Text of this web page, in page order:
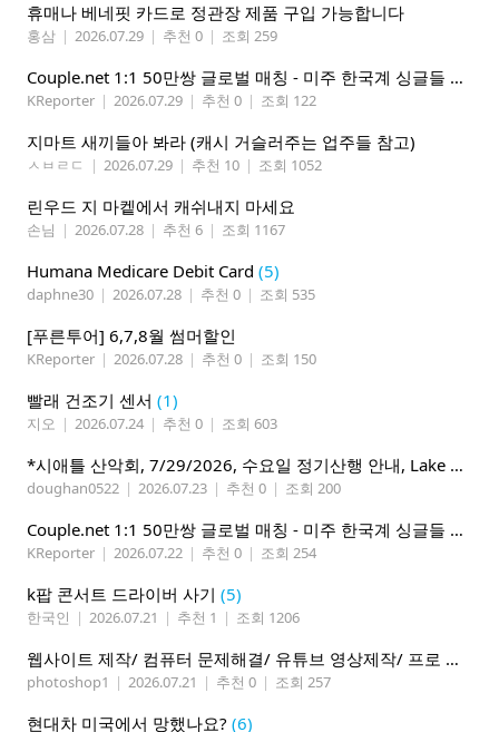
휴매나 베네핏 카드로 정관장 제품 구입 가능합니다
홍삼 | 2026.07.29 | 추천 0 | 조회 259
Couple.net 1:1 50만쌍 글로벌 매칭 - 미주 한국계 싱글들 모이세요
KReporter | 2026.07.29 | 추천 0 | 조회 122
지마트 새끼들아 봐라 (캐시 거슬러주는 업주들 참고)
ㅅㅂㄹㄷ | 2026.07.29 | 추천 10 | 조회 1052
린우드 지 마켙에서 캐쉬내지 마세요
손님 | 2026.07.28 | 추천 6 | 조회 1167
Humana Medicare Debit Card (5)
daphne30 | 2026.07.28 | 추천 0 | 조회 535
[푸른투어] 6,7,8월 썸머할인
KReporter | 2026.07.28 | 추천 0 | 조회 150
빨래 건조기 센서 (1)
지오 | 2026.07.24 | 추천 0 | 조회 603
*시애틀 산악회, 7/29/2026, 수요일 정기산행 안내, Lake 22*
doughan0522 | 2026.07.23 | 추천 0 | 조회 200
Couple.net 1:1 50만쌍 글로벌 매칭 - 미주 한국계 싱글들 모이세요
KReporter | 2026.07.22 | 추천 0 | 조회 254
k팝 콘서트 드라이버 사기 (5)
한국인 | 2026.07.21 | 추천 1 | 조회 1206
웹사이트 제작/ 컴퓨터 문제해결/ 유튜브 영상제작/ 프로 사진촬영
photoshop1 | 2026.07.21 | 추천 0 | 조회 257
현대차 미국에서 망했나요? (6)